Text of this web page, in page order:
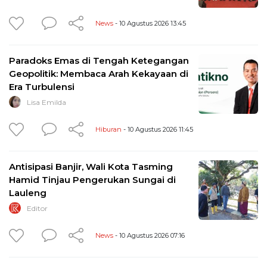
News - 10 Agustus 2026 13:45
Paradoks Emas di Tengah Ketegangan
Geopolitik: Membaca Arah Kekayaan di
Era Turbulensi
Lisa Emilda
Hiburan - 10 Agustus 2026 11:45
Antisipasi Banjir, Wali Kota Tasming
Hamid Tinjau Pengerukan Sungai di
Lauleng
Editor
News - 10 Agustus 2026 07:16